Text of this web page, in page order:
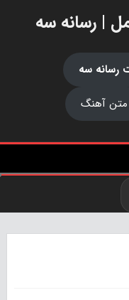
| رسانه سه
سه
متن آهنگ